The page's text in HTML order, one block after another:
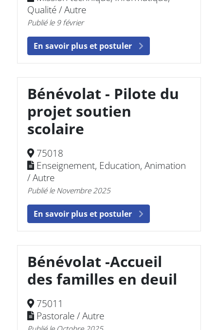
Qualité / Autre
Publié le 9 février
En savoir plus et postuler
Bénévolat - Pilote du
projet soutien
scolaire
75018
Enseignement, Education, Animation
/ Autre
Publié le Novembre 2025
En savoir plus et postuler
Bénévolat -Accueil
des familles en deuil
75011
Pastorale / Autre